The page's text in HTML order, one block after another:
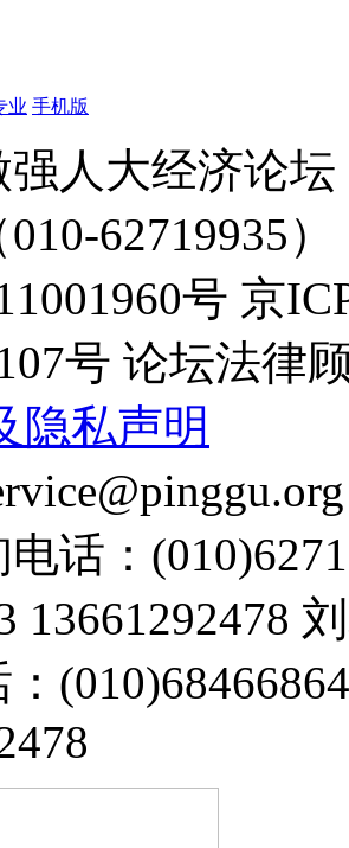
业 手机版
强人大经济论
62719935）
号 京
号 论坛法律
隐私声明
话：
13661292478